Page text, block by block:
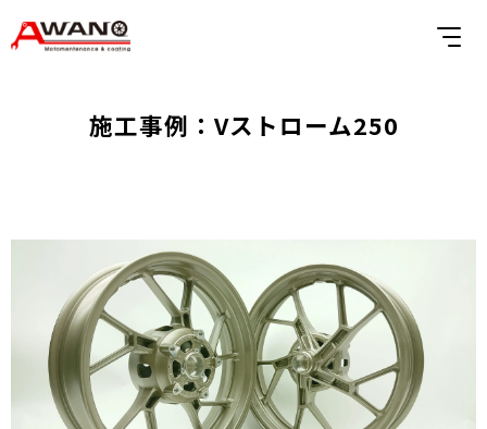
施工事例：Vストローム250